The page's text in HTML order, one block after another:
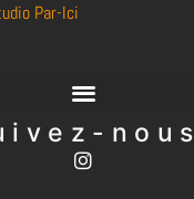
Par-Ici
nous